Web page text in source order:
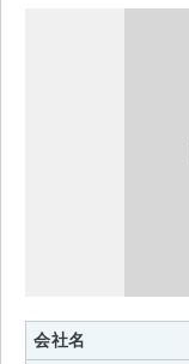
会社名